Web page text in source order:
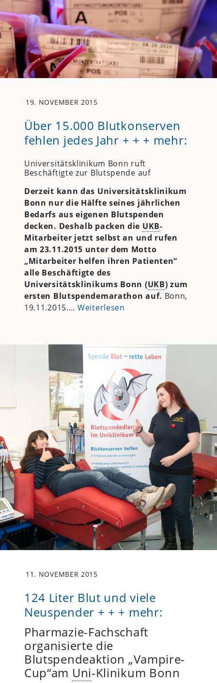
19. NOVEMBER 2015
Über 15.000 Blutkonserven
fehlen jedes Jahr + + + mehr:
Universitätsklinikum Bonn ruft
Beschäftigte zur Blutspende auf
Derzeit kann das Universitätsklinikum
Bonn nur die Hälfte seines jährlichen
Bedarfs aus eigenen Blutspenden
decken. Deshalb packen die UKB-
Mitarbeiter jetzt selbst an und rufen
am 23.11.2015 unter dem Motto
„Mitarbeiter helfen ihren Patienten“
alle Beschäftigte des
Universitätsklinikums Bonn (UKB) zum
ersten Blutspendemarathon auf. Bonn,
19.11.2015.…Weiterlesen
11. NOVEMBER 2015
124 Liter Blut und viele
Neuspender + + + mehr:
Pharmazie-Fachschaft
organisierte die
Blutspendeaktion „Vampire-
Cup“am Uni-Klinikum Bonn